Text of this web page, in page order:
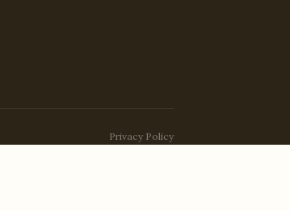
Privacy Policy